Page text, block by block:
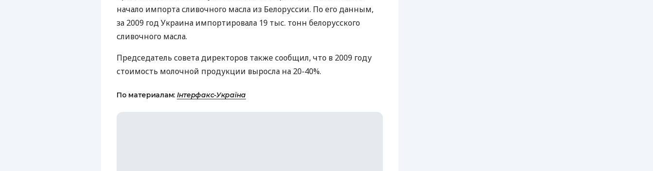
начало импорта сливочного масла из Белоруссии. По его данным,
за 2009 год Украина импортировала 19 тыс. тонн белорусского
сливочного масла.
Председатель совета директоров также сообщил, что в 2009 году
стоимость молочной продукции выросла на 20-40%.
По материалам: Інтерфакс-Україна